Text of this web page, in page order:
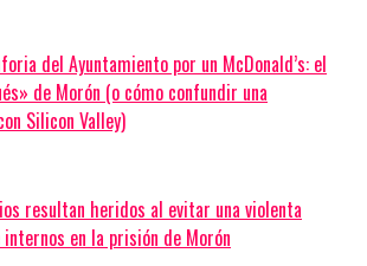
del Ayuntamiento por un McDonald’s: el
de Morón (o cómo confundir una
Silicon Valley)
resultan heridos al evitar una violenta
en la prisión de Morón